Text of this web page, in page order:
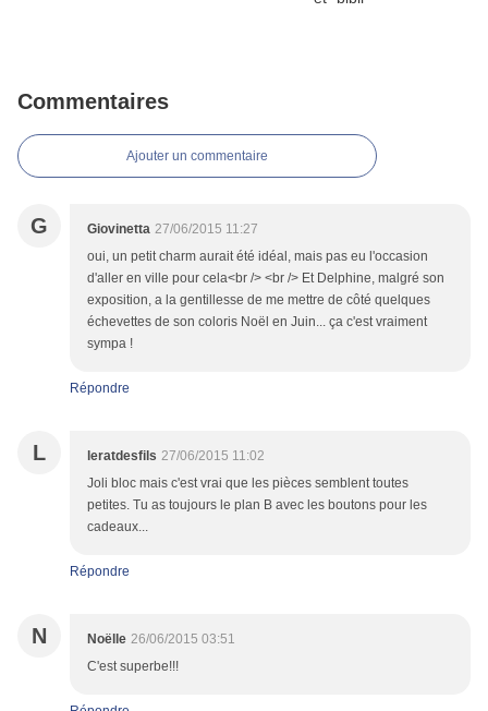
Commentaires
Ajouter un commentaire
G Giovinetta 27/06/2015 11:27
oui, un petit charm aurait été idéal, mais pas eu l'occasion
d'aller en ville pour cela<br /> <br /> Et Delphine, malgré son
exposition, a la gentillesse de me mettre de côté quelques
échevettes de son coloris Noël en Juin... ça c'est vraiment
sympa !
Répondre
L leratdesfils 27/06/2015 11:02
Joli bloc mais c'est vrai que les pièces semblent toutes
petites. Tu as toujours le plan B avec les boutons pour les
cadeaux...
Répondre
N Noëlle 26/06/2015 03:51
C'est superbe!!!